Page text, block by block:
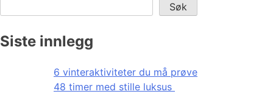
Søk
Siste innlegg
6 vinteraktiviteter du må prøve
48 timer med stille luksus